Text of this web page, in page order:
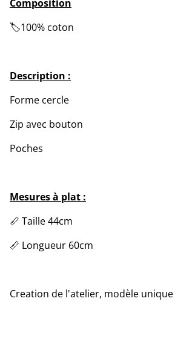
Composition
🏷️100% coton
Description :
Forme cercle
Zip avec bouton
Poches
Mesures à plat :
📏 Taille 44cm
📏 Longueur 60cm
Creation de l'atelier, modèle unique